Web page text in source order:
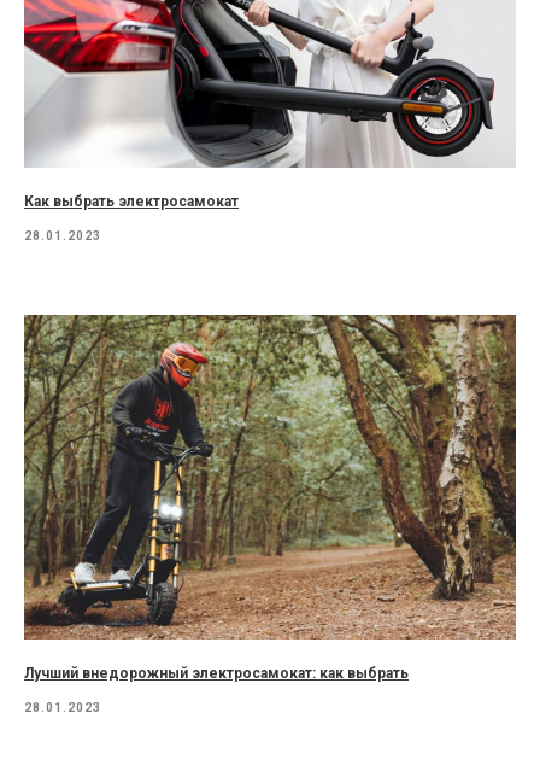
Как выбрать электросамокат
28.01.2023
Лучший внедорожный электросамокат: как выбрать
28.01.2023